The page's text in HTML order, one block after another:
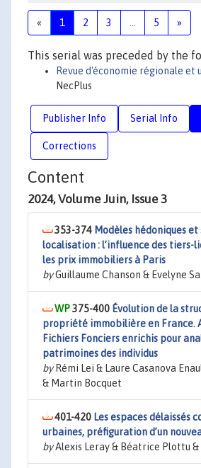
« 1 2 3 5 »
This serial was preceded by the
Revue d'économie régionale et
NecPlus
Publisher Info Serial Info
Corrections
Content
2024, Volume Juin, Issue 3
353-374 Modèles hédoniques
localisation : l’influence des tiers-
les prix immobiliers à Paris
byGuillaume Chanson & Evelyne
375-400 Évolution de la
propriété immobilière en France.
Fichiers Fonciers enrichis pour
patrimoines des individus
byRémi Lei & Laure Casanova
& Martin Bocquet
401-420 Les espaces délaissés
urbaines, préfiguration d’un
byAlexis Leray & Béatrice Plottu